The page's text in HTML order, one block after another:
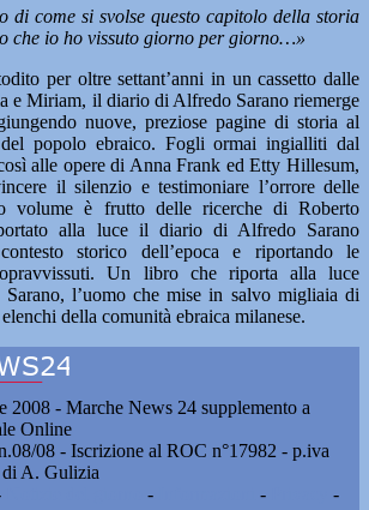
di come si svolse questo capitolo della storia
che io ho vissuto giorno per giorno…»
per oltre settant’anni in un cassetto dalle
e Miriam, il diario di Alfredo Sarano riemerge
nuove, preziose pagine di storia al
popolo ebraico. Fogli ormai ingialliti dal
alle opere di Anna Frank ed Etty Hillesum,
il silenzio e testimoniare l’orrore delle
volume è frutto delle ricerche di Roberto
alla luce il diario di Alfredo Sarano
storico dell’epoca e riportando le
Un libro che riporta alla luce
l’uomo che mise in salvo migliaia di
della comunità ebraica milanese.
- Marche News 24 supplemento a
Online
08 - Iscrizione al ROC n°17982 - p.iva
di A. Gulizia
- -
-